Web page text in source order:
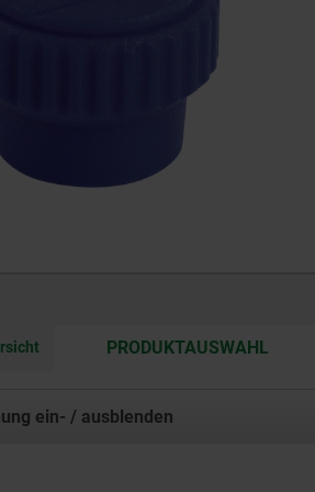
PRODUKTAUSWAHL
ein- / ausblenden